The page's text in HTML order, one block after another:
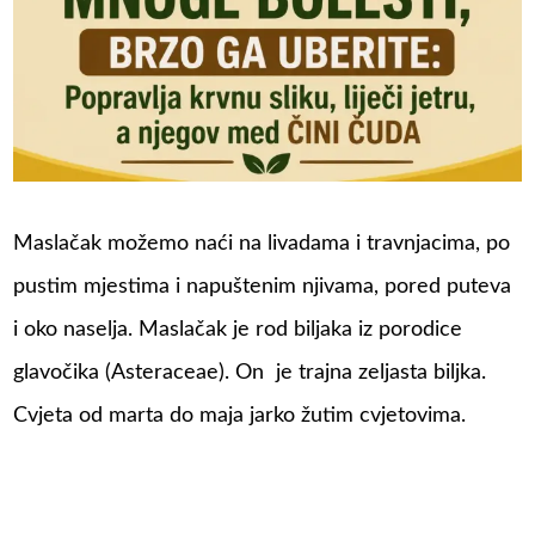
Maslačak možemo naći na livadama i travnjacima, po
pustim mjestima i napuštenim njivama, pored puteva
i oko naselja. Maslačak je rod biljaka iz porodice
glavočika (Asteraceae). On je trajna zeljasta biljka.
Cvjeta od marta do maja jarko žutim cvjetovima.